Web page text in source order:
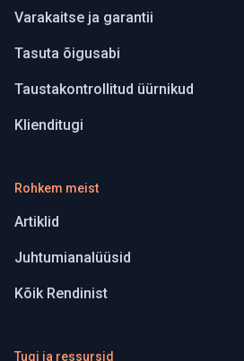
Varakaitse ja garantii
Tasuta õigusabi
Taustakontrollitud üürnikud
Klienditugi
Rohkem meist
Artiklid
Juhtumianalüüsid
Kõik Rendinist
Tugi ja ressursid